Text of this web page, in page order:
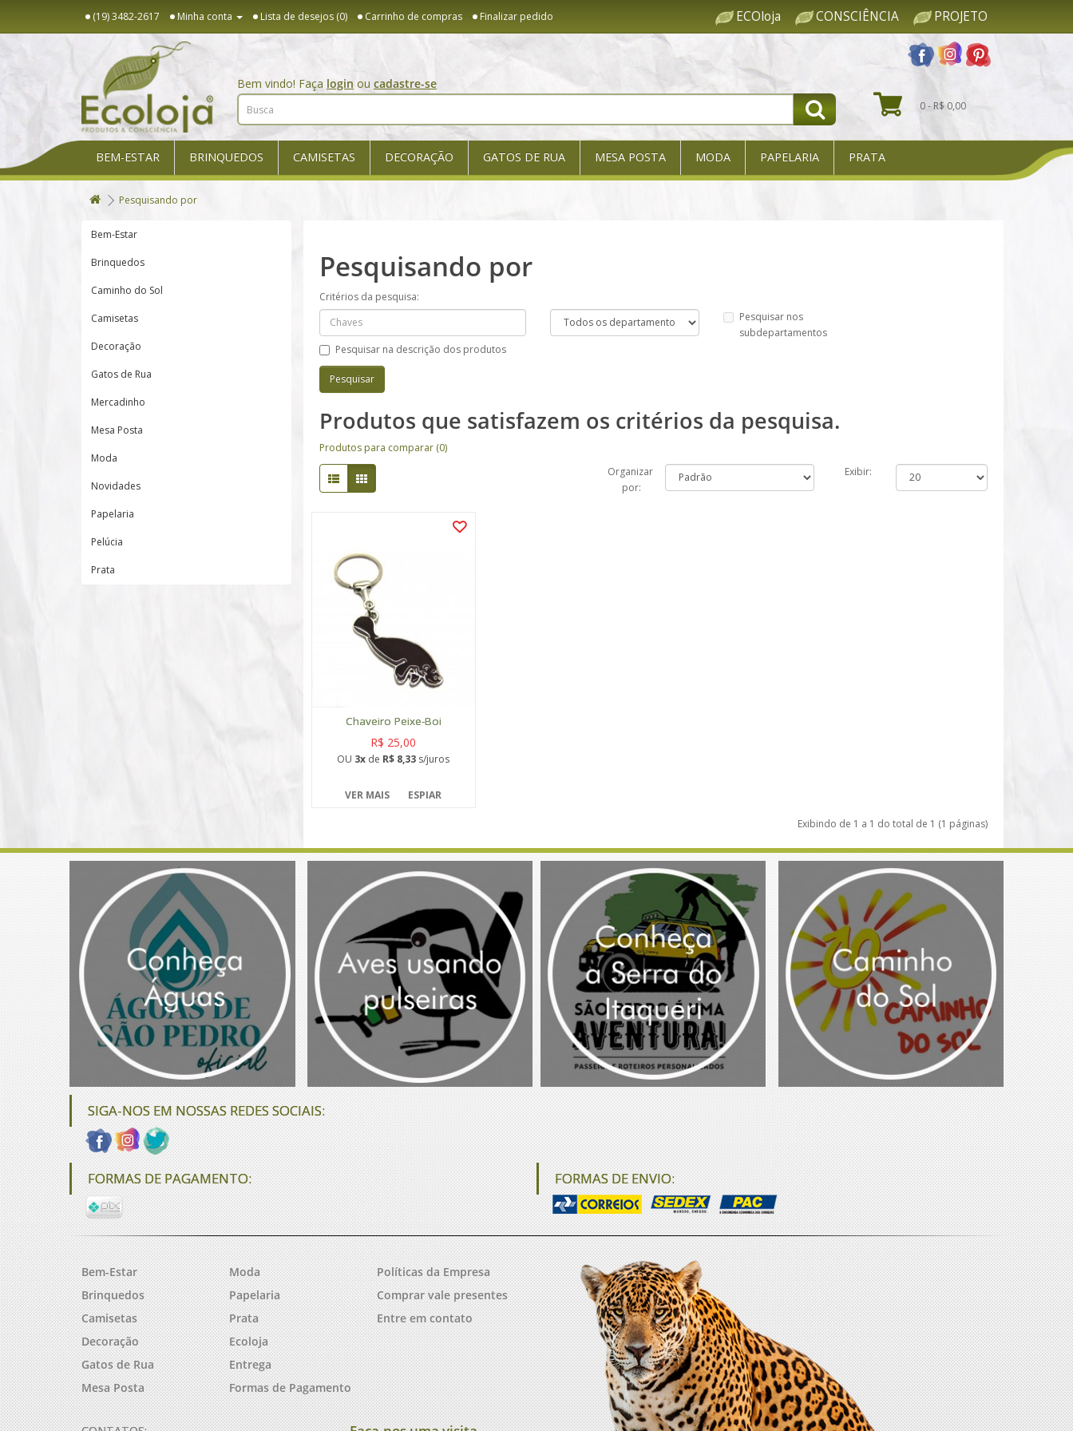
(19) 3482-2617 Minha conta Lista de desejos (0) Carrinho de compras Finalizar pedido ECOloja CONSCIÊNCIA PROJETO
Bem vindo! Faça login ou cadastre-se
0 - R$ 0,00
BEM-ESTAR BRINQUEDOS CAMISETAS DECORAÇÃO GATOS DE RUA MESA POSTA MODA PAPELARIA PRATA
Pesquisando por
Bem-Estar
Brinquedos
Caminho do Sol
Camisetas
Decoração
Gatos de Rua
Mercadinho
Mesa Posta
Moda
Novidades
Papelaria
Pelúcia
Prata
Pesquisando por
Critérios da pesquisa:
Pesquisar nos
subdepartamentos
Pesquisar na descrição dos produtos
Produtos que satisfazem os critérios da pesquisa.
Produtos para comparar (0)
Organizar
por:
Exibir:
Chaveiro Peixe-Boi
R$ 25,00
OU 3x de R$ 8,33 s/juros
VER MAIS ESPIAR
Exibindo de 1 a 1 do total de 1 (1 páginas)
SIGA-NOS EM NOSSAS REDES SOCIAIS:
FORMAS DE PAGAMENTO: FORMAS DE ENVIO:
Bem-Estar
Brinquedos
Camisetas
Decoração
Gatos de Rua
Mesa Posta
Moda
Papelaria
Prata
Ecoloja
Entrega
Formas de Pagamento
Políticas da Empresa
Comprar vale presentes
Entre em contato